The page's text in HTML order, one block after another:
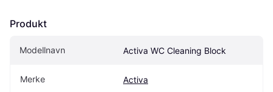
Produkt
Modellnavn Activa WC Cleaning Block
Merke Activa